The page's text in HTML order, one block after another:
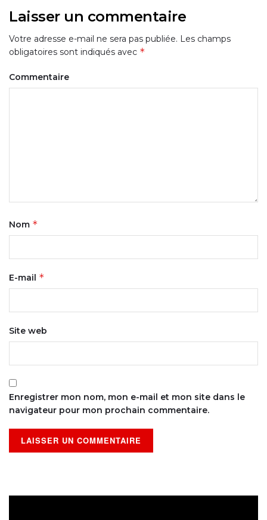
Laisser un commentaire
Votre adresse e-mail ne sera pas publiée. Les champs
obligatoires sont indiqués avec *
Commentaire
Nom *
E-mail *
Site web
Enregistrer mon nom, mon e-mail et mon site dans le
navigateur pour mon prochain commentaire.